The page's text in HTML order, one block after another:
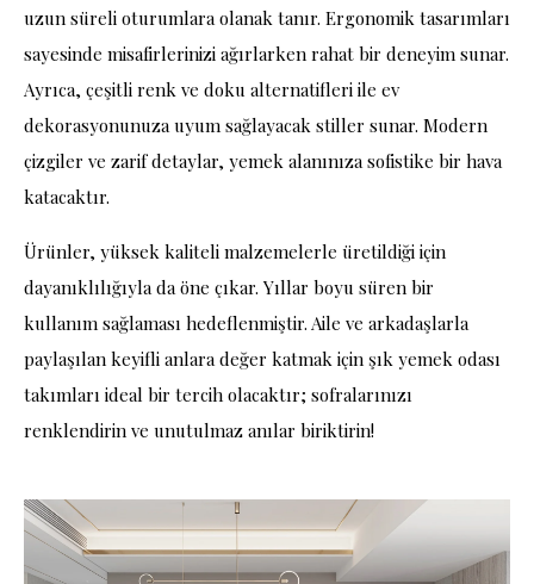
uzun süreli oturumlara olanak tanır. Ergonomik tasarımları
sayesinde misafirlerinizi ağırlarken rahat bir deneyim sunar.
Ayrıca, çeşitli renk ve doku alternatifleri ile ev
dekorasyonunuza uyum sağlayacak stiller sunar. Modern
çizgiler ve zarif detaylar, yemek alanınıza sofistike bir hava
katacaktır.
Ürünler, yüksek kaliteli malzemelerle üretildiği için
dayanıklılığıyla da öne çıkar. Yıllar boyu süren bir
kullanım sağlaması hedeflenmiştir. Aile ve arkadaşlarla
paylaşılan keyifli anlara değer katmak için şık yemek odası
takımları ideal bir tercih olacaktır; sofralarınızı
renklendirin ve unutulmaz anılar biriktirin!